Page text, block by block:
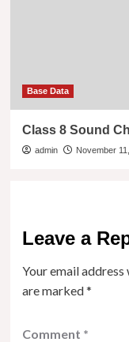
Base Data
Class 8 Sound
admin November
Leave a
Your email
are marked*
Comment *